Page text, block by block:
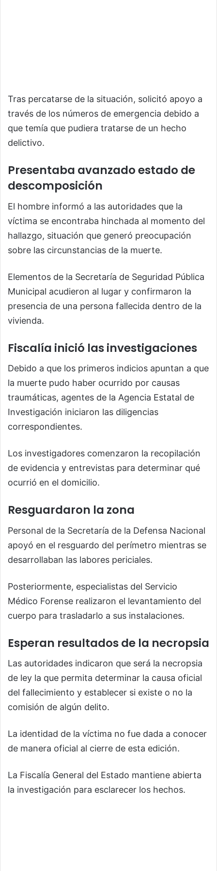
Tras percatarse de la situación, solicitó apoyo a
través de los números de emergencia debido a
que temía que pudiera tratarse de un hecho
delictivo.
Presentaba avanzado estado de
descomposición
El hombre informó a las autoridades que la
víctima se encontraba hinchada al momento del
hallazgo, situación que generó preocupación
sobre las circunstancias de la muerte.
Elementos de la Secretaría de Seguridad Pública
Municipal acudieron al lugar y confirmaron la
presencia de una persona fallecida dentro de la
vivienda.
Fiscalía inició las investigaciones
Debido a que los primeros indicios apuntan a que
la muerte pudo haber ocurrido por causas
traumáticas, agentes de la Agencia Estatal de
Investigación iniciaron las diligencias
correspondientes.
Los investigadores comenzaron la recopilación
de evidencia y entrevistas para determinar qué
ocurrió en el domicilio.
Resguardaron la zona
Personal de la Secretaría de la Defensa Nacional
apoyó en el resguardo del perímetro mientras se
desarrollaban las labores periciales.
Posteriormente, especialistas del Servicio
Médico Forense realizaron el levantamiento del
cuerpo para trasladarlo a sus instalaciones.
Esperan resultados de la necropsia
Las autoridades indicaron que será la necropsia
de ley la que permita determinar la causa oficial
del fallecimiento y establecer si existe o no la
comisión de algún delito.
La identidad de la víctima no fue dada a conocer
de manera oficial al cierre de esta edición.
La Fiscalía General del Estado mantiene abierta
la investigación para esclarecer los hechos.